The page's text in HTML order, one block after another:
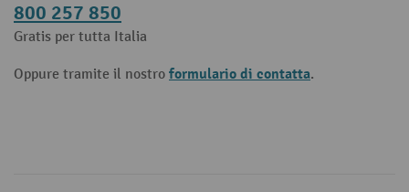
800 257 850
Gratis per tutta Italia
Oppure tramite il nostro formulario di contatta.